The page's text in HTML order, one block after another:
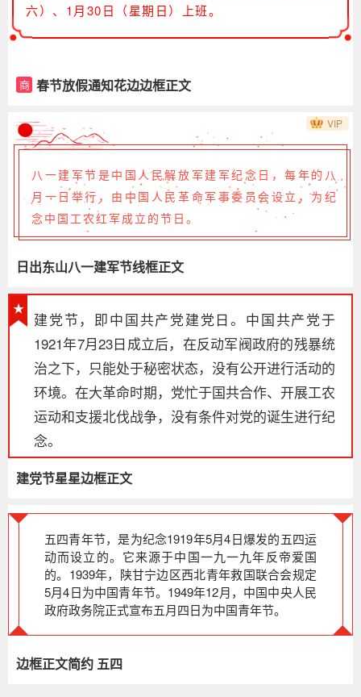
六）、1月30日（星期日）上班。
商 春节放假通知花边边框正文
八一建军节是中国人民解放军建军纪念日，每年的八
月一日举行，由中国人民革命军事委员会设立，为纪
念中国工农红军成立的节日。
日出东山八一建军节线框正文
VIP
建党节，即中国共产党建党日。中国共产党于
1921年7月23日成立后，在反动军阀政府的残暴统
治之下，只能处于秘密状态，没有公开进行活动的
环境。在大革命时期，党忙于国共合作、开展工农
运动和支援北伐战争，没有条件对党的诞生进行纪
念。
建党节星星边框正文
五四青年节，是为纪念1919年5月4日爆发的五四运
动而设立的。它来源于中国一九一九年反帝爱国
的。1939年，陕甘宁边区西北青年救国联合会规定
5月4日为中国青年节。1949年12月，中国中央人民
政府政务院正式宣布五月四日为中国青年节。
边框正文简约 五四